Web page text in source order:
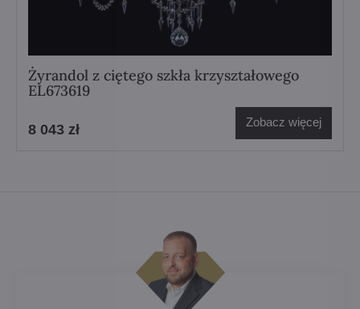
Żyrandol z ciętego szkła krzyształowego
EL673619
8 043 zł Zobacz więcej